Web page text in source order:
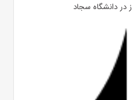
در دانشگاه سجاد